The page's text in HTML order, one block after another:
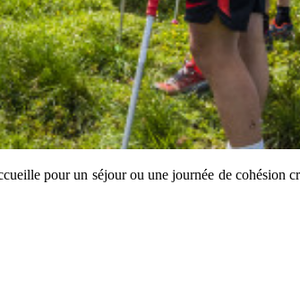
pour un séjour ou une journée de cohésion